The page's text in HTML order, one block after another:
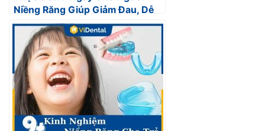
Niềng Răng Giúp Giảm Đau, Dễ
Ăn Và Đủ Dinh Dưỡng